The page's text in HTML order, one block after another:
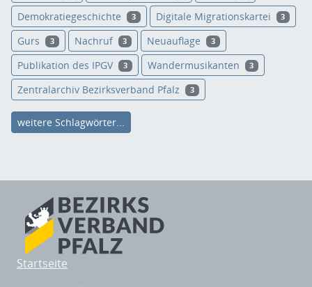
Demokratiegeschichte 3 Digitale Migrationskartei 3
Gurs 3 Nachruf 3 Neuauflage 3
Publikation des IPGV 3 Wandermusikanten 3
Zentralarchiv Bezirksverband Pfalz 3
weitere Schlagwörter...
Startseite